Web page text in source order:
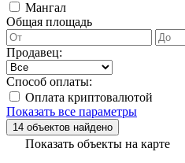
Мангал
Общая площадь
Продавец:
Способ оплаты:
Оплата криптовалютой
Показать все параметры
Показать объекты на карте